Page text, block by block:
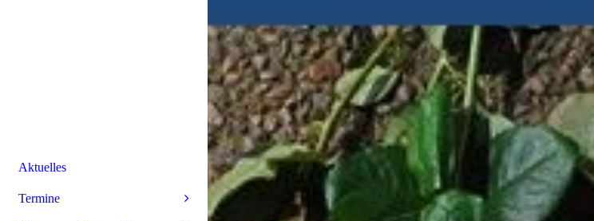
Aktuelles
Termine